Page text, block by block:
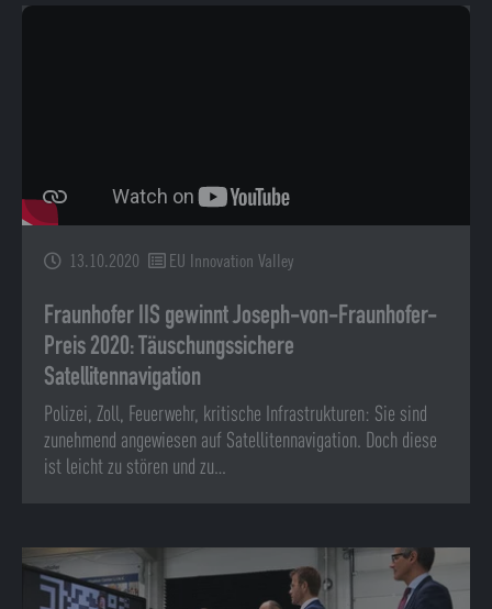
13.10.2020 EU Innovation Valley
Fraunhofer IIS gewinnt Joseph-von-Fraunhofer-
Preis 2020: Täuschungssichere
Satellitennavigation
Polizei, Zoll, Feuerwehr, kritische Infrastrukturen: Sie sind
zunehmend angewiesen auf Satellitennavigation. Doch diese
ist leicht zu stören und zu…